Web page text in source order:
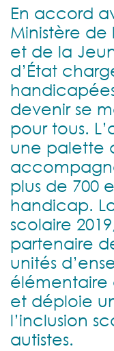
En accord
Ministère
et de la
d’État
devenir se
pour tous.
une palette
plus de 700
handicap.
scolaire
partenaire
unités
élémentaire
et déploie
l’inclusion
autistes.